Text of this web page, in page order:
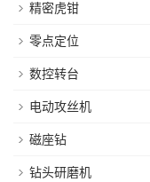
精密虎钳
零点定位
数控转台
电动攻丝机
磁座钻
钻头研磨机